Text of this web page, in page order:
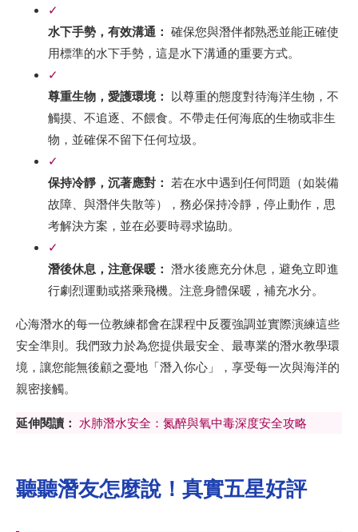
✓
水下手勢，有效溝通： 確保您與潛伴都熟悉並能正確使
用標準的水下手勢，這是水下溝通的重要方式。
✓
尊重生物，愛護環境： 以尊重的態度對待海洋生物，不
觸摸、不追逐、不餵食。不帶走任何海底的生物或非生
物，並確保不留下任何垃圾。
✓
保持冷靜，沉著應對： 若在水中遇到任何問題（如裝備
故障、與潛伴失散等），務必保持冷靜，停止動作，思
考解決方案，並在必要時尋求協助。
✓
潛後休息，注意保暖： 潛水後應充分休息，避免立即進
行劇烈運動或搭乘飛機。注意身體保暖，補充水分。
心海潛水的每一位教練都會在課程中反覆強調並實際演練這些
安全準則。我們致力於為您提供最安全、最專業的潛水教學環
境，讓您能無後顧之憂地「潛入你心」，享受每一次與海洋的
親密接觸。
延伸閱讀： 水肺潛水安全：氮醉與氧中毒深度安全攻略
聽聽潛友怎麼說！真實五星好評